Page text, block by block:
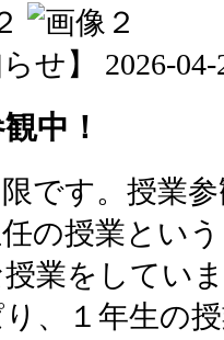
らせ】 2026-
中！
です。授業
の授業とい
業をしてい
、１年生の